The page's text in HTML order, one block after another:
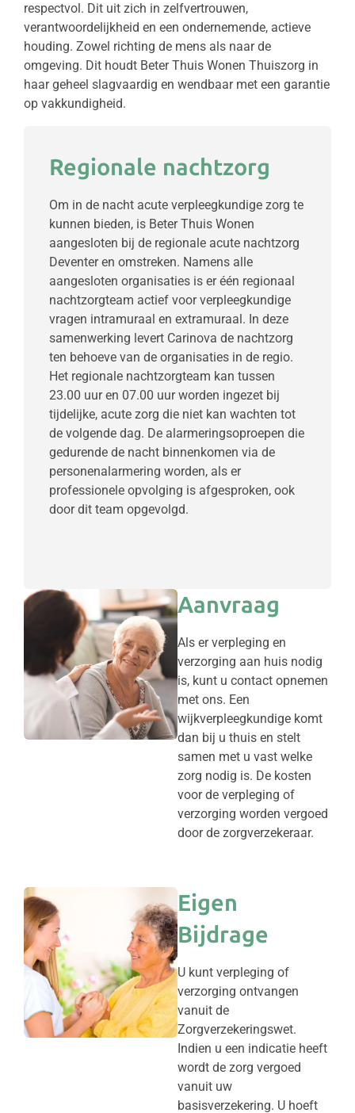
respectvol. Dit uit zich in zelfvertrouwen,
verantwoordelijkheid en een ondernemende, actieve
houding. Zowel richting de mens als naar de
omgeving. Dit houdt Beter Thuis Wonen Thuiszorg in
haar geheel slagvaardig en wendbaar met een garantie
op vakkundigheid.
Regionale nachtzorg
Om in de nacht acute verpleegkundige zorg te
kunnen bieden, is Beter Thuis Wonen
aangesloten bij de regionale acute nachtzorg
Deventer en omstreken. Namens alle
aangesloten organisaties is er één regionaal
nachtzorgteam actief voor verpleegkundige
vragen intramuraal en extramuraal. In deze
samenwerking levert Carinova de nachtzorg
ten behoeve van de organisaties in de regio.
Het regionale nachtzorgteam kan tussen
23.00 uur en 07.00 uur worden ingezet bij
tijdelijke, acute zorg die niet kan wachten tot
de volgende dag. De alarmeringsoproepen die
gedurende de nacht binnenkomen via de
personenalarmering worden, als er
professionele opvolging is afgesproken, ook
door dit team opgevolgd.
Aanvraag
Als er verpleging en
verzorging aan huis nodig
is, kunt u contact opnemen
met ons. Een
wijkverpleegkundige komt
dan bij u thuis en stelt
samen met u vast welke
zorg nodig is. De kosten
voor de verpleging of
verzorging worden vergoed
door de zorgverzekeraar.
Eigen
Bijdrage
U kunt verpleging of
verzorging ontvangen
vanuit de
Zorgverzekeringswet.
Indien u een indicatie heeft
wordt de zorg vergoed
vanuit uw
basisverzekering. U hoeft